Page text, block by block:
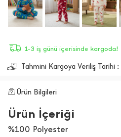
1-3 iş günü içerisinde kargoda!
Tahmini Kargoya Veriliş Tarihi :
Ürün Bilgileri
Ürün İçeriği
%100 Polyester